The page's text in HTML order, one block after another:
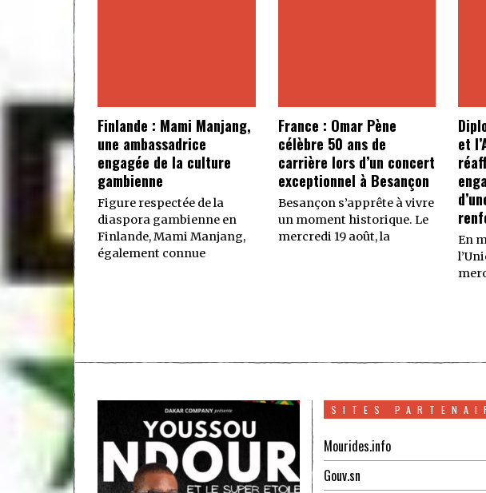
Finlande : Mami Manjang,
une ambassadrice
engagée de la culture
gambienne
Figure respectée de la
diaspora gambienne en
Finlande, Mami Manjang,
également connue
France : Omar Pène
célèbre 50 ans de
carrière lors d’un concert
exceptionnel à Besançon
Besançon s’apprête à vivre
un moment historique. Le
mercredi 19 août, la
et
En
SITES
Mourides.info
Gouv.sn